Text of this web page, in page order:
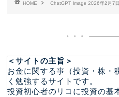
HOME ChatGPT Image 2026年2月7
＜サイトの主旨＞
お金に関する事（投資・株・
く勉強するサイトです。
投資初心者のリコに投資の基